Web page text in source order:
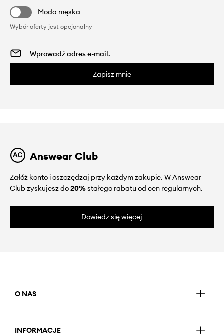
Moda męska
Wybór oferty jest opcjonalny
Zapisz mnie
Answear Club
Załóż konto i oszczędzaj przy każdym zakupie. W Answear
Club zyskujesz do20%stałego rabatu od cen regularnych.
Dowiedz się więcej
O NAS
INFORMACJE